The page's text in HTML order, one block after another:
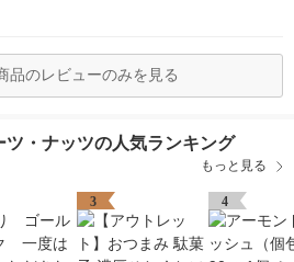
品のレビューのみを見る
・ナッツの人気ランキング
もっと見る
3 4